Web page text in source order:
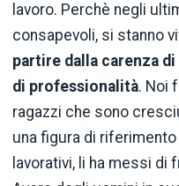
lavoro. Perchè negli
consapevoli, si stanno
partire dalla carenza
di professionalità. Noi
ragazzi che sono
una figura di
lavorativi, li ha messi di